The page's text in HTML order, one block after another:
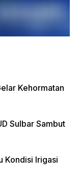
Kehormatan
Sulbar Sambut
Kondisi Irigasi